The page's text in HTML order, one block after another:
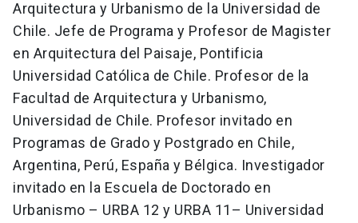
Arquitectura y Urbanismo de la Universidad de
Chile. Jefe de Programa y Profesor de Magister
en Arquitectura del Paisaje, Pontificia
Universidad Católica de Chile. Profesor de la
Facultad de Arquitectura y Urbanismo,
Universidad de Chile. Profesor invitado en
Programas de Grado y Postgrado en Chile,
Argentina, Perú, España y Bélgica. Investigador
invitado en la Escuela de Doctorado en
Urbanismo – URBA 12 y URBA 11– Universidad